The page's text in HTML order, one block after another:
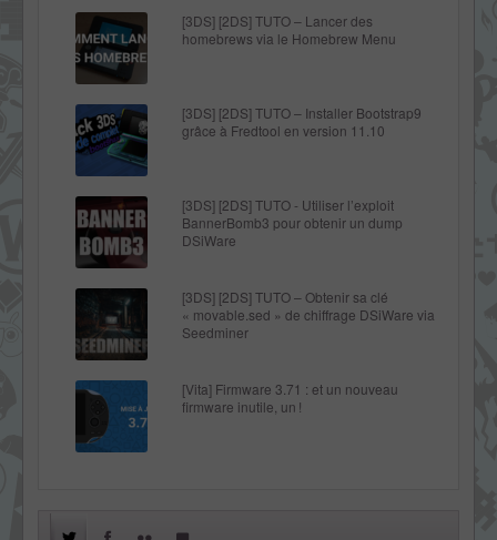
[3DS] [2DS] TUTO – Lancer des
homebrews via le Homebrew Menu
[3DS] [2DS] TUTO – Installer Bootstrap9
grâce à Fredtool en version 11.10
[3DS] [2DS] TUTO - Utiliser l’exploit
BannerBomb3 pour obtenir un dump
DSiWare
[3DS] [2DS] TUTO – Obtenir sa clé
« movable.sed » de chiffrage DSiWare via
Seedminer
[Vita] Firmware 3.71 : et un nouveau
firmware inutile, un !